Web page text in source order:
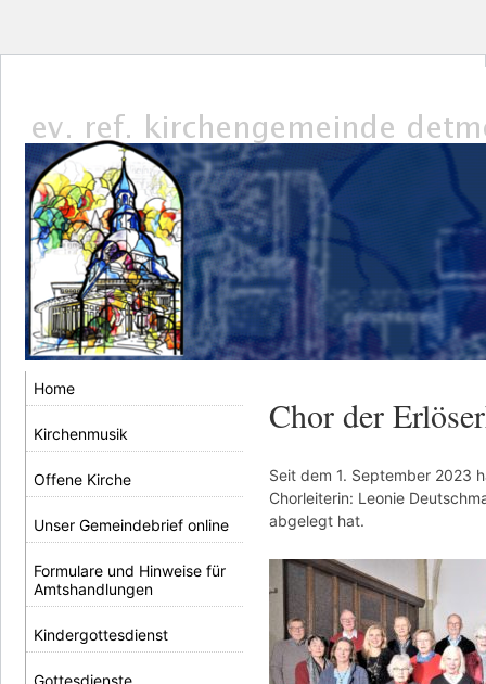
Home
Kirchenmusik
Offene Kirche
Unser Gemeindebrief online
Formulare und Hinweise für
Amtshandlungen
Kindergottesdienst
Gottesdienste
Chor der
Seit dem 1. September 2023
Chorleiterin: Leonie
abgelegt hat.